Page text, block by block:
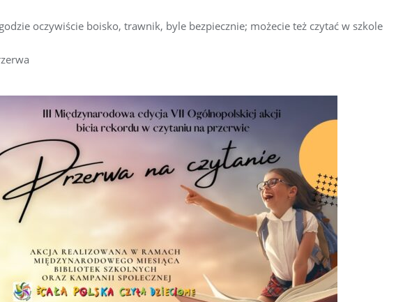
oczywiście boisko, trawnik, byle bezpiecznie; możecie też czytać w szkole